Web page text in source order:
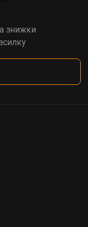
знижки